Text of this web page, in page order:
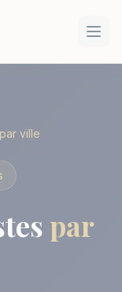
ville
par